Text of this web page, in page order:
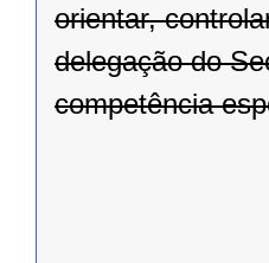
orientar,
delegação do
competência